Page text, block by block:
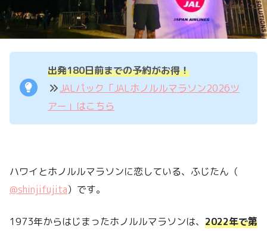
出発180日前までの予約がお得！
JALパック「JALホノルルマラソン2026ツ
アー」はこちら
ハワイとホノルルマラソンに恋している、ふじたん（
@shinjifujita）です。
1973年からはじまったホノルルマラソンは、 2022年で第